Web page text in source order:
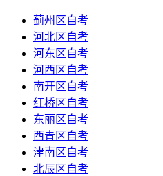
蓟州区自考
河北区自考
河东区自考
河西区自考
南开区自考
红桥区自考
东丽区自考
西青区自考
津南区自考
北辰区自考